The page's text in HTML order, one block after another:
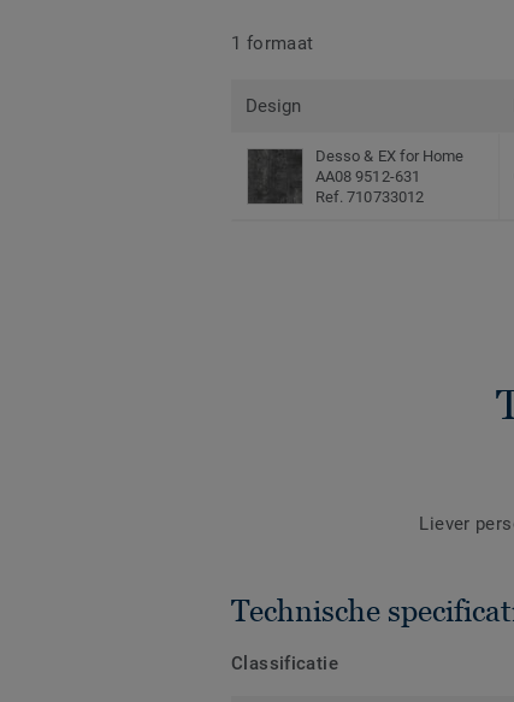
1 formaat
Design
Desso & EX for Home
AA08 9512-631
Ref. 710733012
Liever
Technische
Classificatie